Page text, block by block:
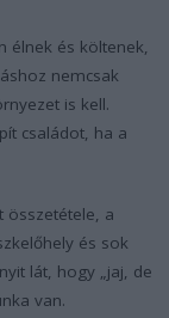
élnek és költenek,
nemcsak
is kell.
családot, ha a
összetétele, a
és sok
lát, hogy „jaj, de
van.